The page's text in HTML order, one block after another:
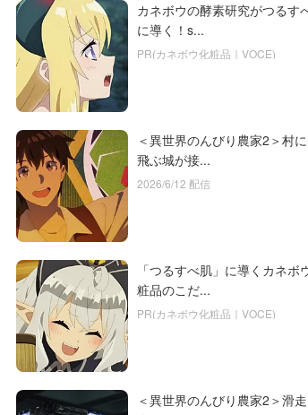
カネボウの酵素研究がつるす
に導く！s...
PR(カネボウ化粧品｜VOCE)
＜異世界のんびり農家2＞村
飛ぶ城が接...
2026/6/12 配信
「つるすべ肌」に導くカネボ
粧品のこだ...
PR(カネボウ化粧品｜VOCE)
＜異世界のんびり農家2＞滑